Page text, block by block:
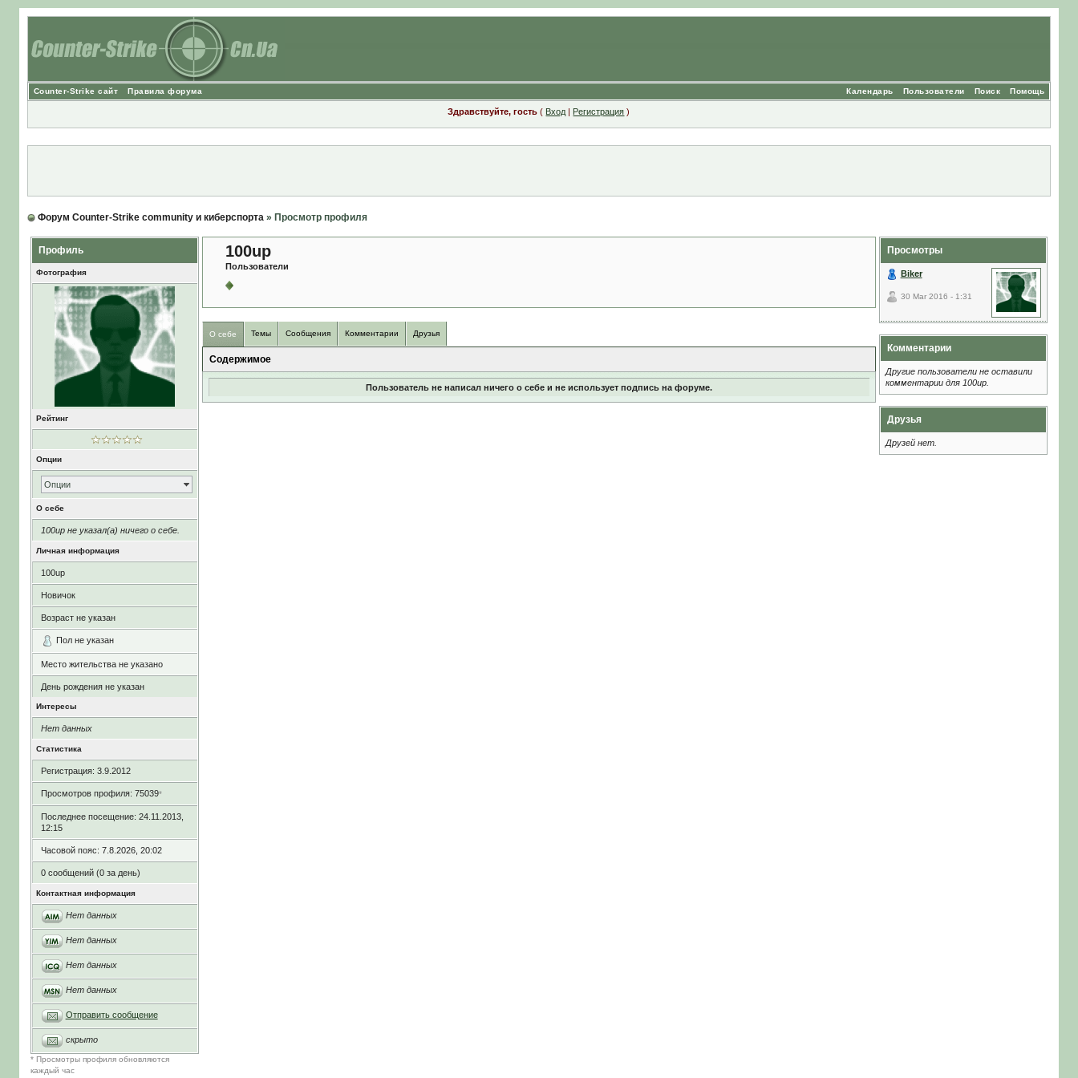
Counter-Strike сайт Правила форума Помощь
Поиск
Пользователи
Календарь
Здравствуйте, гость ( Вход | Регистрация )
Форум Counter-Strike community и киберспорта» Просмотр профиля
Профиль
Фотография
Рейтинг
Опции
Опции
О себе
100up не указал(а) ничего о себе.
Личная информация
100up
Новичок
Возраст не указан
Пол не указан
Место жительства не указано
День рождения не указан
Интересы
Нет данных
Статистика
Регистрация: 3.9.2012
Просмотров профиля: 75039*
Последнее посещение: 24.11.2013,
12:15
Часовой пояс: 7.8.2026, 20:02
0 сообщений (0 за день)
Контактная информация
Нет данных
Нет данных
Нет данных
Нет данных
Отправить сообщение
скрыто
* Просмотры профиля обновляются
каждый час
100up
Пользователи
О себе Темы Сообщения Комментарии Друзья
Содержимое
Пользователь не написал ничего о себе и не использует подпись на форуме.
Просмотры
Biker
30 Mar 2016 - 1:31
Комментарии
Другие пользователи не оставили
комментарии для 100up.
Друзья
Друзей нет.